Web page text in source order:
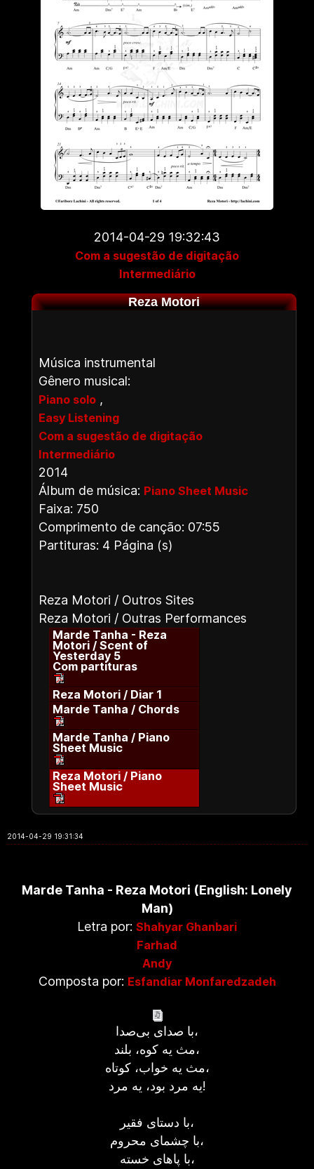
2014-04-29 19:32:43
Com a sugestão de digitação
Intermediário
Reza Motori
Música instrumental
Gênero musical:
Piano solo ,
Easy Listening
Com a sugestão de digitação
Intermediário
2014
Álbum de música: Piano Sheet Music
Faixa: 750
Comprimento de canção: 07:55
Partituras: 4 Página (s)
Reza Motori / Outros Sites
Reza Motori / Outras Performances
Marde Tanha - Reza
Motori / Scent of
Yesterday 5
Com partituras
Reza Motori / Diar 1
Marde Tanha / Chords
Marde Tanha / Piano
Sheet Music
Reza Motori / Piano
Sheet Music
2014-04-29 19:31:34
Marde Tanha - Reza Motori (English: Lonely
Man)
Letra por: Shahyar Ghanbari
Farhad
Andy
Composta por: Esfandiar Monfaredzadeh
با صدای بی‌صدا،
مث يه کوه، بلند،
مث يه خواب، کوتاه،
یه مرد بود، یه مرد!
با دستای فقیر،
با چشمای محروم،
با پاهای خسته،